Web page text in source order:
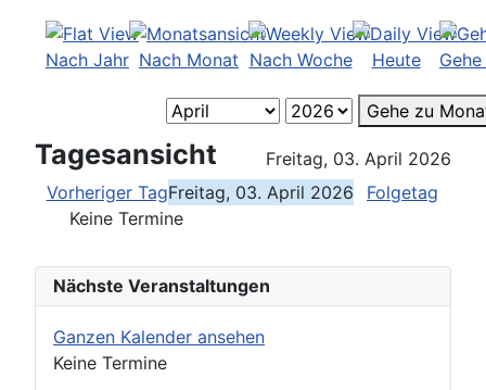
Nach Jahr Nach Monat Nach Woche Heute
Gehe zu
Tagesansicht
Freitag, 03. April 2026
Vorheriger TagFreitag, 03. April 2026
Folgetag
Keine Termine
Nächste Veranstaltungen
Ganzen Kalender ansehen
Keine Termine